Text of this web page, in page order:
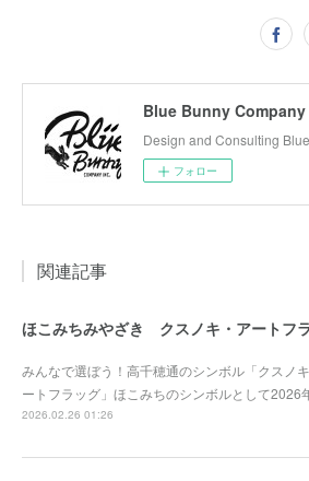
Blue Bunny Company
Design and Consulting
フォロー
関連記事
みんなで選ぼう！高千穂通のシンボル「クスノ
ートフラッグ」ほこみちのシンボルとして2026
2026.02.26 01:26